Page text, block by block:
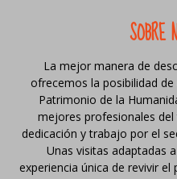
SOBRE
La mejor manera de
ofrecemos la posibilidad
Patrimonio de la
mejores profesionales
dedicación y trabajo por el
Unas visitas adaptadas
experiencia única de revivir el